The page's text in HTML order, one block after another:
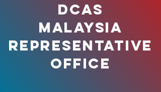
DCAS
Malaysia
REPRESENTATIVE
Office